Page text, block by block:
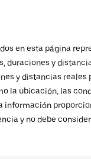
en esta página
duraciones y
y distancias reales
la ubicación, las
información
y no debe